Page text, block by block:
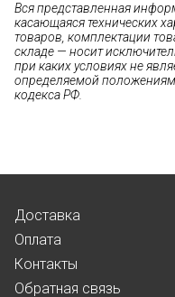
Вся представленная
касающаяся технических
товаров, комплектации
складе — носит
при каких условиях не
определяемой
кодекса РФ.
Доставка
Оплата
Контакты
Обратная связь